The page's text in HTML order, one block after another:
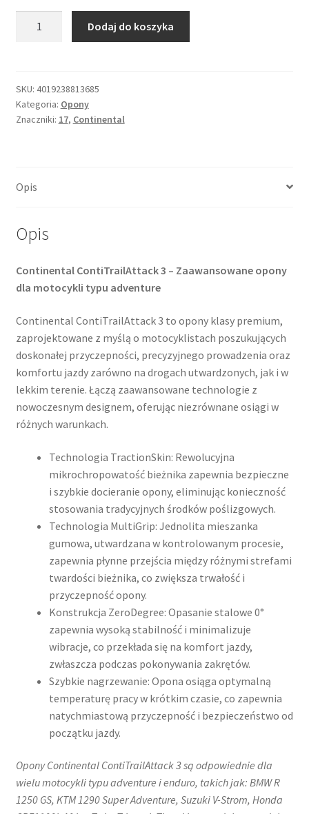
190/55
ZR
17
Dodaj do koszyka
SKU: 4019238813685
Kategoria: Opony
Znaczniki: 17, Continental
Opis
Opis
Continental ContiTrailAttack 3 – Zaawansowane opony
dla motocykli typu adventure
Continental ContiTrailAttack 3 to opony klasy premium,
zaprojektowane z myślą o motocyklistach poszukujących
doskonałej przyczepności, precyzyjnego prowadzenia oraz
komfortu jazdy zarówno na drogach utwardzonych, jak i w
lekkim terenie. Łączą zaawansowane technologie z
nowoczesnym designem, oferując niezrównane osiągi w
różnych warunkach.​
Technologia TractionSkin: Rewolucyjna
mikrochropowatość bieżnika zapewnia bezpieczne
i szybkie docieranie opony, eliminując konieczność
stosowania tradycyjnych środków poślizgowych.
Technologia MultiGrip: Jednolita mieszanka
gumowa, utwardzana w kontrolowanym procesie,
zapewnia płynne przejścia między różnymi strefami
twardości bieżnika, co zwiększa trwałość i
przyczepność opony.
Konstrukcja ZeroDegree: Opasanie stalowe 0°
zapewnia wysoką stabilność i minimalizuje
wibracje, co przekłada się na komfort jazdy,
zwłaszcza podczas pokonywania zakrętów.
Szybkie nagrzewanie: Opona osiąga optymalną
temperaturę pracy w krótkim czasie, co zapewnia
natychmiastową przyczepność i bezpieczeństwo od
początku jazdy.
Opony Continental ContiTrailAttack 3 są odpowiednie dla
wielu motocykli typu adventure i enduro, takich jak: BMW R
1250 GS, KTM 1290 Super Adventure, Suzuki V-Strom, Honda